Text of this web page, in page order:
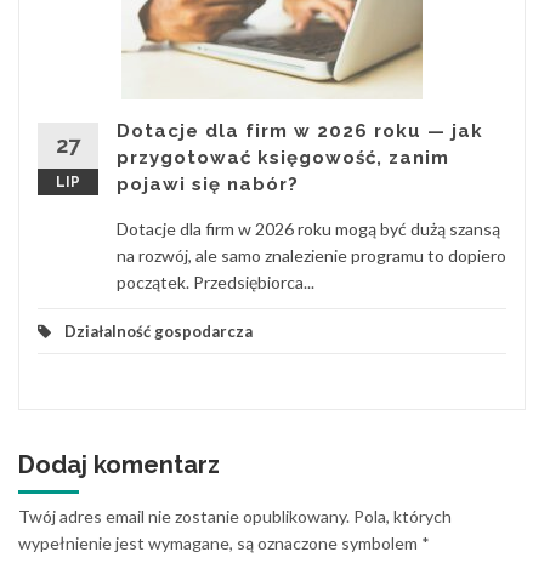
27
LIP
Dotacje dla firm w 2026 roku — jak
przygotować księgowość, zanim
pojawi się nabór?
Dotacje dla firm w 2026 roku mogą być dużą szansą
na rozwój, ale samo znalezienie programu to dopiero
początek. Przedsiębiorca...
Działalność gospodarcza
Dodaj komentarz
Twój adres email nie zostanie opublikowany. Pola, których
wypełnienie jest wymagane, są oznaczone symbolem *